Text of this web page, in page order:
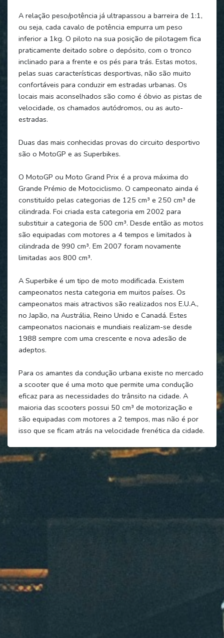
A relação peso/potência já ultrapassou a barreira de 1:1,
ou seja, cada cavalo de potência empurra um peso
inferior a 1kg. O piloto na sua posição de pilotagem fica
praticamente deitado sobre o depósito, com o tronco
inclinado para a frente e os pés para trás. Estas motos,
pelas suas características desportivas, não são muito
confortáveis para conduzir em estradas urbanas. Os
locais mais aconselhados são como é óbvio as pistas de
velocidade, os chamados autódromos, ou as auto-
estradas.
Duas das mais conhecidas provas do circuito desportivo
são o MotoGP e as Superbikes.
O MotoGP ou Moto Grand Prix é a prova máxima do
Grande Prémio de Motociclismo. O campeonato ainda é
constituído pelas categorias de 125 cm³ e 250 cm³ de
cilindrada. Foi criada esta categoria em 2002 para
substituir a categoria de 500 cm³. Desde então as motos
são equipadas com motores a 4 tempos e limitados à
cilindrada de 990 cm³. Em 2007 foram novamente
limitadas aos 800 cm³.
A Superbike é um tipo de moto modificada. Existem
campeonatos nesta categoria em muitos países. Os
campeonatos mais atractivos são realizados nos E.U.A.,
no Japão, na Austrália, Reino Unido e Canadá. Estes
campeonatos nacionais e mundiais realizam-se desde
1988 sempre com uma crescente e nova adesão de
adeptos.
Para os amantes da condução urbana existe no mercado
a scooter que é uma moto que permite uma condução
eficaz para as necessidades do trânsito na cidade. A
maioria das scooters possui 50 cm³ de motorização e
são equipadas com motores a 2 tempos, mas não é por
isso que se ficam atrás na velocidade frenética da cidade.